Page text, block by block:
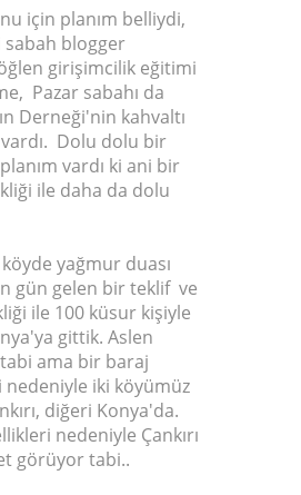
için planım belliydi,
sabah blogger
öğlen girişimcilik eğitimi
Pazar sabahı da
Derneği'nin kahvaltı
Dolu dolu bir
vardı ki ani bir
ile daha da dolu
yağmur duası
gün gelen bir teklif ve
ile 100 küsur kişiyle
gittik. Aslen
tabi ama bir baraj
iki köyümüz
diğeri Konya'da.
nedeniyle Çankırı
görüyor tabi..